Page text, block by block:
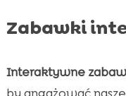
Zabawki
Interaktywne